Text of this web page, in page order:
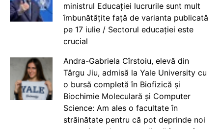
ministrul Educației lucrurile sunt mult
îmbunătățite față de varianta publicată
pe 17 iulie / Sectorul educației este
crucial
Andra-Gabriela Cîrstoiu, elevă din
Târgu Jiu, admisă la Yale University cu
o bursă completă în Biofizică și
Biochimie Moleculară și Computer
Science: Am ales o facultate în
străinătate pentru că pot deprinde noi